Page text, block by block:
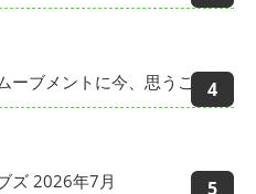
ーブメントに今、思うこと
ズ 2026年7月